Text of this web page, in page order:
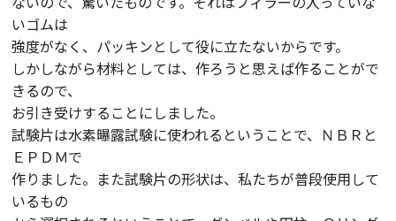
いゴムは
強度がなく、パッキンとして役に立たないからです。
しかしながら材料としては、作ろうと思えば作ることがで
きるので、
お引き受けすることにしました。
試験片は水素曝露試験に使われるということで、ＮＢＲと
ＥＰＤＭで
作りました。また試験片の形状は、私たちが普段使用して
いるもの